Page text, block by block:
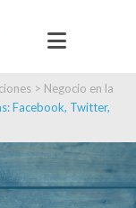
> Negocio en la
Facebook, Twitter,